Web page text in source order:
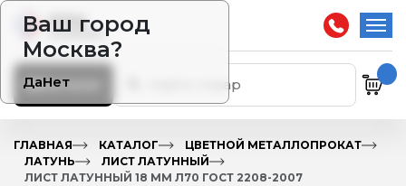
Ваш город
Москва?
ДаНет
Каталог
ГЛАВНАЯ КАТАЛОГ
ЦВЕТНОЙ МЕТАЛЛОПРОКАТ
ЛАТУНЬ
ЛИСТ ЛАТУННЫЙ
ЛИСТ ЛАТУННЫЙ 18 ММ Л70 ГОСТ 2208-2007